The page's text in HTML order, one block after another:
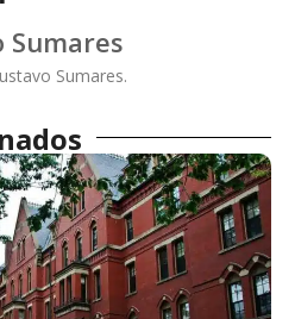
Sumares
Sumares.